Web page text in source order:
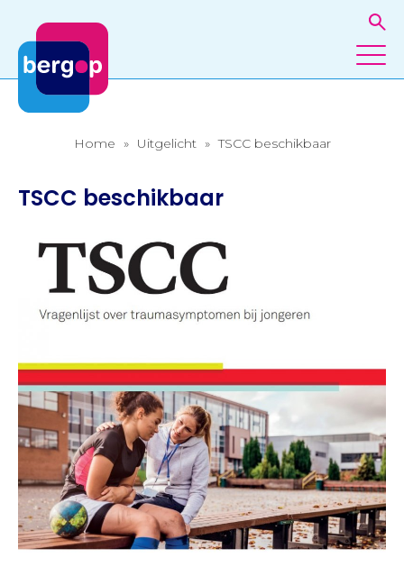
Home » Uitgelicht » TSCC beschikbaar
TSCC beschikbaar